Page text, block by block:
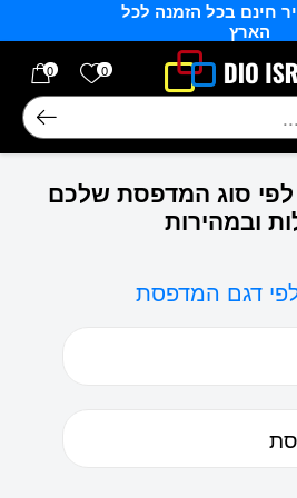
חינם בכל הזמנה לכל
הארץ
0 הרשימה
0
לפי סוג המדפסת שלכם
ובמהירות
דגם המדפסת